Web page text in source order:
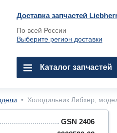
Доставка запчастей
По всей России
Выберите регион доставки
Каталог запчастей
• Холодильник Либхер,
GSN 2406